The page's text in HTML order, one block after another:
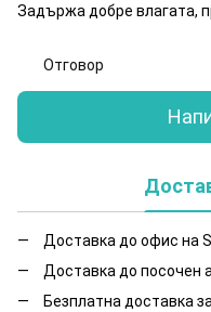
Задържа добре влагата,
Отговор
Доставка до офис на
Доставка до посочен
Безплатна доставка